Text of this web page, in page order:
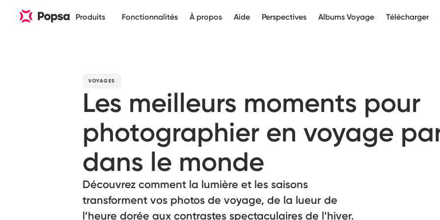
Produits Fonctionnalités À propos Aide Perspectives Albums Voyage Télécharger
VOYAGES
Les meilleurs moments pour
photographier en voyage
dans le monde
Découvrez comment la lumière et les saisons
transforment vos photos de voyage, de la lueur de
l’heure dorée aux contrastes spectaculaires de l’hiver.